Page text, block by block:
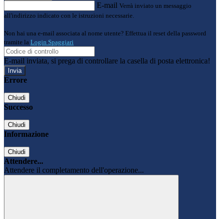
E-mail Verrà inviato un messaggio
all'indirizzo indicato con le istruzioni necessarie.
Non hai una e-mail associata al nome utente? Effettua il reset della password
tramite la Login Spaggiari
E-mail inviata, si prega di controllare la casella di posta elettronica!
Errore
Chiudi
Successo
Chiudi
Informazione
Chiudi
Attendere...
Attendere il completamento dell'operazione...